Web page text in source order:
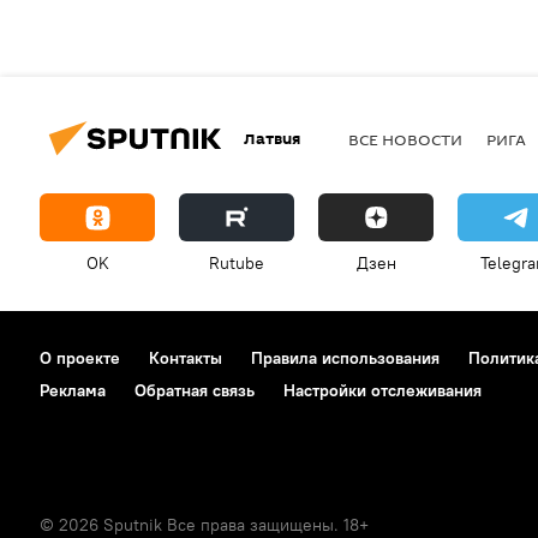
Латвия ВСЕ НОВОСТИ РИГА
OK Rutube Дзен
О проекте Контакты Правила использования
Реклама
Обратная связь Настройки отслеживания
© 2026 Sputnik Все права защищены. 18+